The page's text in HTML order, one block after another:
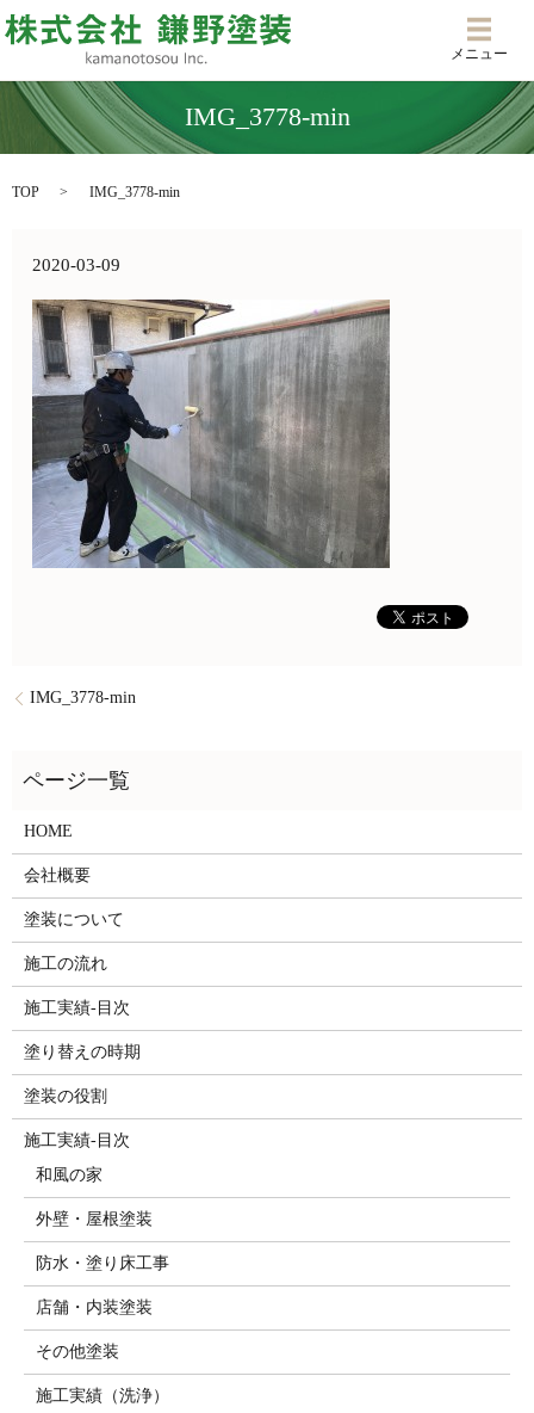
メニ
メニュー
IMG_3778-min
TOP IMG_3778-min
2020-03-09
IMG_3778-min
HOME
会社概要
塗装について
施工の流れ
施工実績-目次
塗り替えの時期
塗装の役割
施工実績-目次
和風の家
外壁・屋根塗装
防水・塗り床工事
店舗・内装塗装
その他塗装
施工実績（洗浄）